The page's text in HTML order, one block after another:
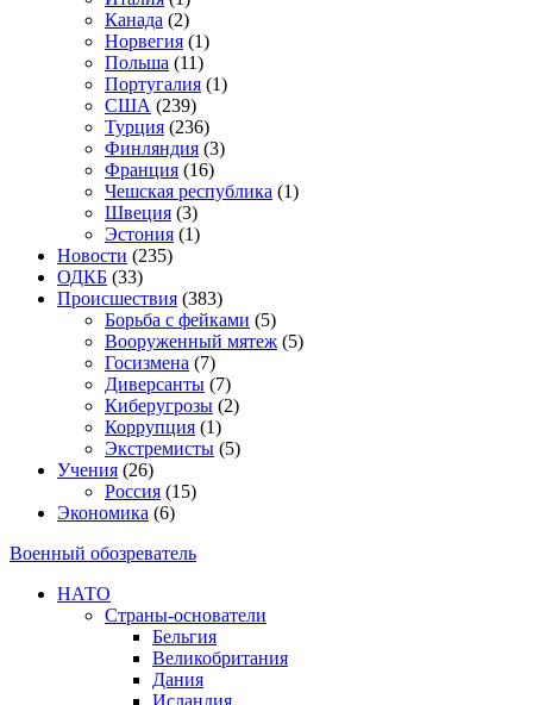
Канада (2)
Норвегия (1)
Польша (11)
Португалия (1)
США (239)
Турция (236)
Финляндия (3)
Франция (16)
Чешская республика (1)
Швеция (3)
Эстония (1)
Новости (235)
ОДКБ (33)
Происшествия (383)
Борьба с фейками (5)
Вооруженный мятеж (5)
Госизмена (7)
Диверсанты (7)
Киберугрозы (2)
Коррупция (1)
Экстремисты (5)
Учения (26)
Россия (15)
Экономика (6)
Военный обозреватель
НАТО
Страны-основатели
Бельгия
Великобритания
Дания